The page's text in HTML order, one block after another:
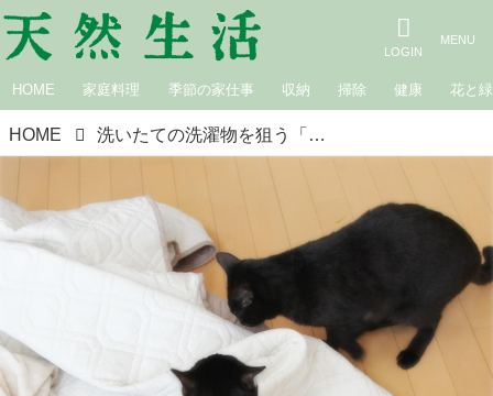
HOME 家庭料理 季節の家仕事 収納 掃除 健康 花と緑
HOME 洗いたての洗濯物を狙う「黒い影」ふかふかの布が大好きな猫たちと“ゆるく整える”梅雨入り前の準備｜生きづらい世界で、猫が教えてくれたこと／咲セリ